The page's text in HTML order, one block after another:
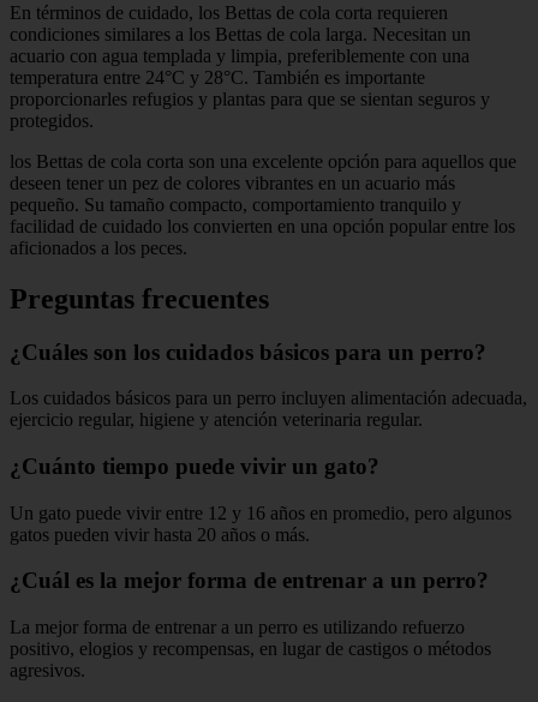
En términos de cuidado, los Bettas de cola corta requieren
condiciones similares a los Bettas de cola larga. Necesitan un
acuario con agua templada y limpia, preferiblemente con una
temperatura entre 24°C y 28°C. También es importante
proporcionarles refugios y plantas para que se sientan seguros y
protegidos.
los Bettas de cola corta son una excelente opción para aquellos que
deseen tener un pez de colores vibrantes en un acuario más
pequeño. Su tamaño compacto, comportamiento tranquilo y
facilidad de cuidado los convierten en una opción popular entre los
aficionados a los peces.
Preguntas frecuentes
¿Cuáles son los cuidados básicos para un perro?
Los cuidados básicos para un perro incluyen alimentación adecuada,
ejercicio regular, higiene y atención veterinaria regular.
¿Cuánto tiempo puede vivir un gato?
Un gato puede vivir entre 12 y 16 años en promedio, pero algunos
gatos pueden vivir hasta 20 años o más.
¿Cuál es la mejor forma de entrenar a un perro?
La mejor forma de entrenar a un perro es utilizando refuerzo
positivo, elogios y recompensas, en lugar de castigos o métodos
agresivos.